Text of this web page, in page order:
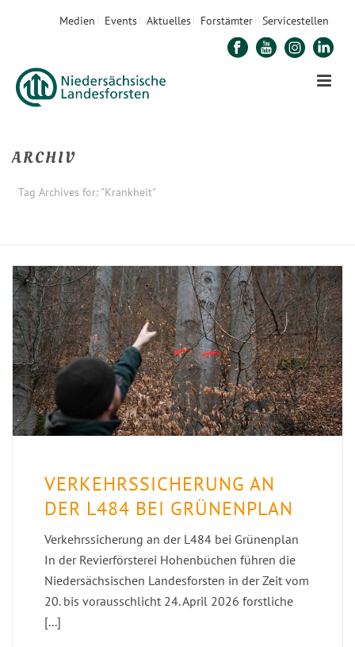
Medien Events Aktuelles Forstämter Servicestellen
ARCHIV
Tag Archives for: "Krankheit"
VERKEHRSSICHERUNG AN
DER L484 BEI GRÜNENPLAN
Verkehrssicherung an der L484 bei Grünenplan
In der Revierförsterei Hohenbüchen führen die
Niedersächsischen Landesforsten in der Zeit vom
20. bis vorausschlicht 24. April 2026 forstliche
[...]